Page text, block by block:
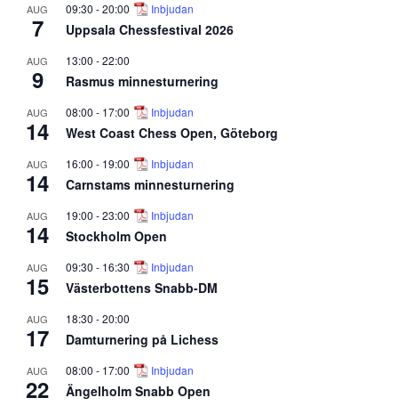
AUG
7
09:30 -20:00 Inbjudan
Uppsala Chessfestival 2026
AUG
9
13:00 -22:00
Rasmus minnesturnering
AUG
14
08:00 - 17:00 Inbjudan
West Coast Chess Open, Göteborg
AUG
14
16:00 - 19:00 Inbjudan
Carnstams minnesturnering
AUG
14
19:00 -23:00 Inbjudan
Stockholm Open
AUG
15
09:30 - 16:30 Inbjudan
Västerbottens Snabb-DM
AUG
17
18:30 -20:00
Damturnering på Lichess
AUG
22
08:00 - 17:00 Inbjudan
Ängelholm Snabb Open